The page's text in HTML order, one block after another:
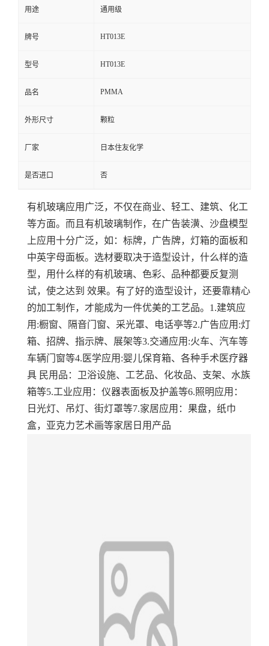
用途 通用级
牌号 HT013E
型号 HT013E
品名 PMMA
外形尺寸 颗粒
厂家 日本住友化学
是否进口 否
有机玻璃应用广泛，不仅在商业、轻工、建筑、化工
等方面。而且有机玻璃制作，在广告装潢、沙盘模型
上应用十分广泛，如：标牌，广告牌，灯箱的面板和
中英字母面板。 选材要取决于造型设计，什么样的造
型，用什么样的有机玻璃、色彩、品种都要反复测
试，使之达到 效果。有了好的造型设计，还要靠精心
的加工制作，才能成为一件优美的工艺品。 1.建筑应
用:橱窗、隔音门窗、采光罩、电话亭等2.广告应用:灯
箱、招牌、指示牌、展架等3.交通应用:火车、汽车等
车辆门窗等4.医学应用:婴儿保育箱、各种手术医疗器
具 民用品：卫浴设施、工艺品、化妆品、支架、水族
箱等5.工业应用：仪器表面板及护盖等6.照明应用：
日光灯、吊灯、街灯罩等7.家居应用：果盘，纸巾
盒，亚克力艺术画等家居日用产品